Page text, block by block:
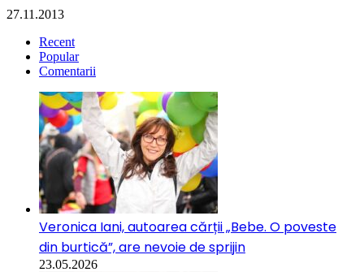
27.11.2013
Recent
Popular
Comentarii
Veronica Iani, autoarea cărții „Bebe. O poveste
din burtică”, are nevoie de sprijin
23.05.2026